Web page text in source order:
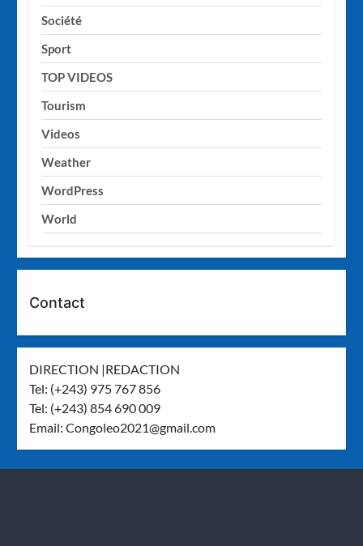
Société
Sport
TOP VIDEOS
Tourism
Videos
Weather
WordPress
World
Contact
DIRECTION |REDACTION
Tel: (+243) 975 767 856
Tel: (+243) 854 690 009
Email:Congoleo2021@gmail.com